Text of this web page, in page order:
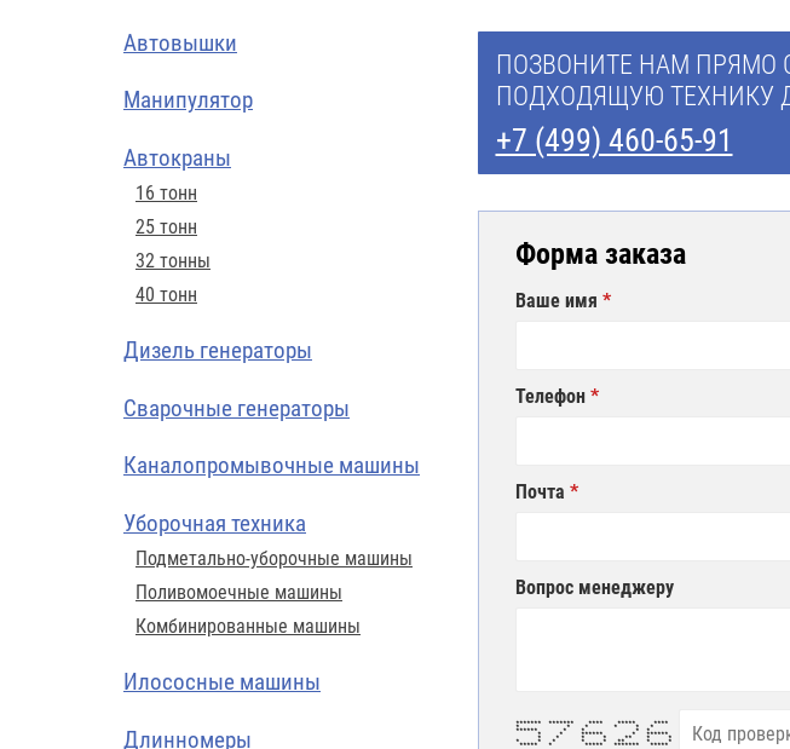
ПОЗВОНИТЕ НАМ
ПОДХОДЯЩУЮ ТЕХНИКУ
+7 (499) 460-65-91
Форма заказа
Ваше имя
Телефон
Почта
Вопрос менеджеру
******* ******* **** ***** ****
* * * * * *
****** * * * *
* * ****** * ******
* * * * ** * *
* * * * * ** * *
***** * ***** ******* *****
Автовышки
Манипулятор
Автокраны
16 тонн
25 тонн
32 тонны
40 тонн
Дизель генераторы
Сварочные генераторы
Каналопромывочные машины
Уборочная техника
Подметально-уборочные машины
Поливомоечные машины
Комбинированные машины
Илососные машины
Длинномеры